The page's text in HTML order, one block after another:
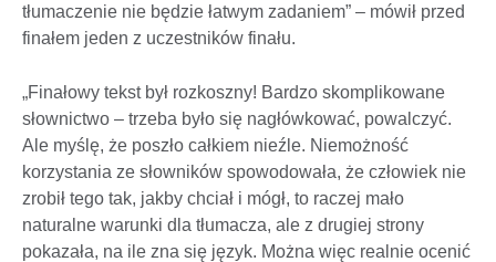
tłumaczenie nie będzie łatwym zadaniem” – mówił przed
finałem jeden z uczestników finału.
„Finałowy tekst był rozkoszny! Bardzo skomplikowane
słownictwo – trzeba było się nagłówkować, powalczyć.
Ale myślę, że poszło całkiem nieźle. Niemożność
korzystania ze słowników spowodowała, że człowiek nie
zrobił tego tak, jakby chciał i mógł, to raczej mało
naturalne warunki dla tłumacza, ale z drugiej strony
pokazała, na ile zna się język. Można więc realnie ocenić